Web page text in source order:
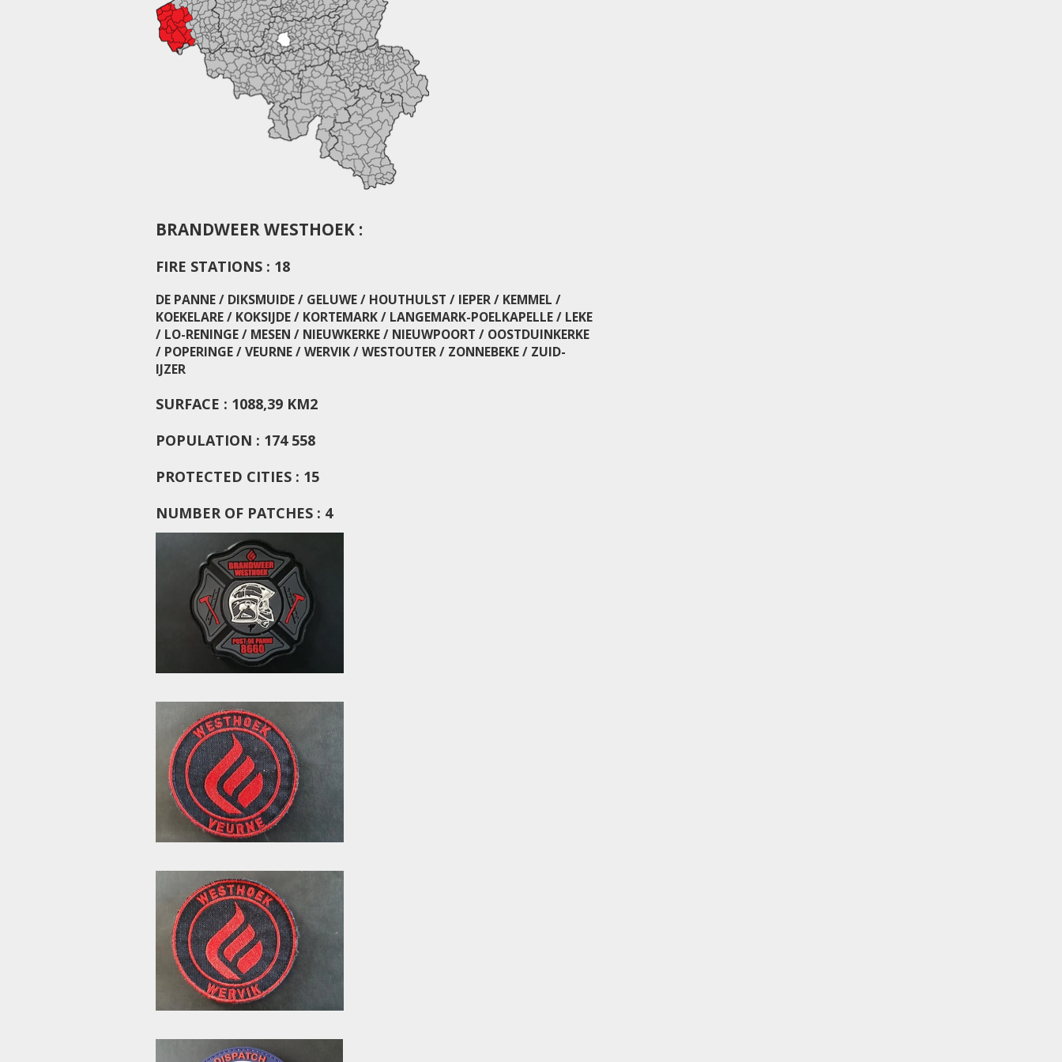
BRANDWEER WESTHOEK :
FIRE STATIONS : 18
DE PANNE / DIKSMUIDE / GELUWE / HOUTHULST / IEPER / KEMMEL /
KOEKELARE / KOKSIJDE / KORTEMARK / LANGEMARK-POELKAPELLE / LEKE
/ LO-RENINGE / MESEN / NIEUWKERKE / NIEUWPOORT / OOSTDUINKERKE
/ POPERINGE / VEURNE / WERVIK / WESTOUTER / ZONNEBEKE / ZUID-
IJZER
SURFACE : 1088,39 KM2
POPULATION : 174 558
PROTECTED CITIES : 15
NUMBER OF PATCHES : 4